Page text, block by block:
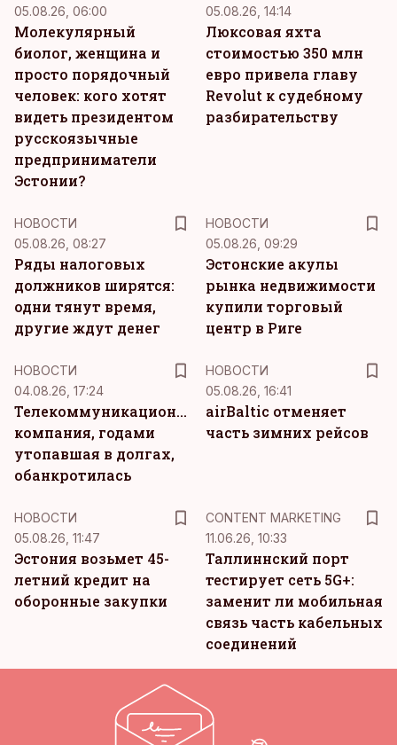
05.08.26, 06:00
Молекулярный
биолог, женщина и
просто порядочный
человек: кого хотят
видеть президентом
русскоязычные
предприниматели
Эстонии?
05.08.26, 14:14
Люксовая яхта
стоимостью 350 млн
евро привела главу
Revolut к судебному
разбирательству
НОВОСТИ
05.08.26, 08:27
Ряды налоговых
должников ширятся:
одни тянут время,
другие ждут денег
НОВОСТИ
05.08.26, 09:29
Эстонские акулы
рынка недвижимости
купили торговый
центр в Риге
НОВОСТИ
04.08.26, 17:24
Телекоммуникационная
компания, годами
утопавшая в долгах,
обанкротилась
НОВОСТИ
05.08.26, 16:41
airBaltic отменяет
часть зимних рейсов
НОВОСТИ
05.08.26, 11:47
Эстония возьмет 45-
летний кредит на
оборонные закупки
CONTENT MARKETING
11.06.26, 10:33
Таллиннский порт
тестирует сеть 5G+:
заменит ли мобильная
связь часть кабельных
соединений